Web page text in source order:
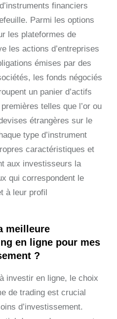
financiers
Parmi les options
les plateformes de
les actions d’entreprises
émises par des
les fonds négociés
un panier d’actifs
telles que l’or ou
étrangères sur le
type d’instrument
caractéristiques et
aux investisseurs la
qui correspondent le
à leur profil
meilleure
en ligne pour mes
?
investir en ligne, le choix
de trading est crucial
d’investissement.